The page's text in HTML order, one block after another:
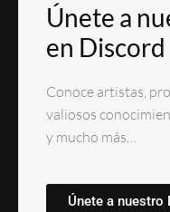
Únete a
en Discord
Conoce artistas,
valiosos
y mucho más…
Únete a nuestro